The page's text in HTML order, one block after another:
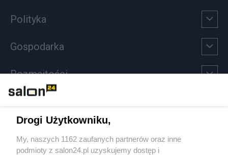
Polityka
Gospodarka
Rozmaitości
Sport
Drogi Użytkowniku,
My, naszych 1162 zaufanych partnerów oraz inne
podmioty z salon24.pl uzyskujemy dostęp i